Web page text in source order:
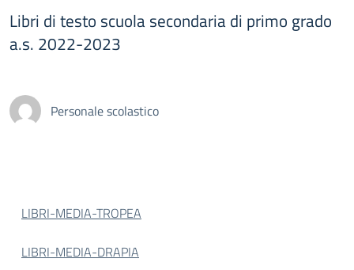
Libri di testo scuola secondaria di primo grado
a.s. 2022-2023
Personale scolastico
LIBRI-MEDIA-TROPEA
LIBRI-MEDIA-DRAPIA